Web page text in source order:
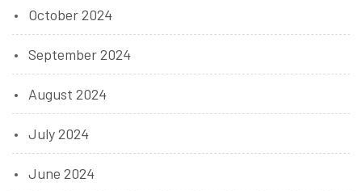
October 2024
September 2024
August 2024
July 2024
June 2024